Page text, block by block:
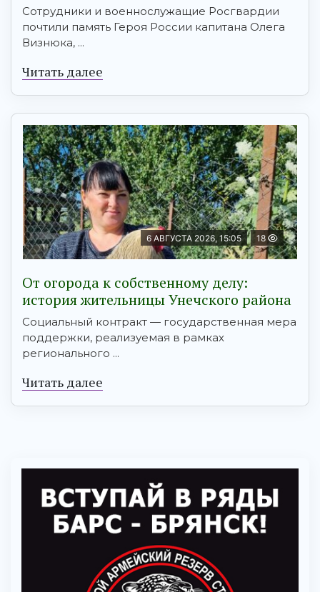
Сотрудники и военнослужащие Росгвардии
почтили память Героя России капитана Олега
Визнюка, ...
Читать далее
6 АВГУСТА 2026, 15:05 18
От огорода к собственному делу:
история жительницы Унечского района
Социальный контракт — государственная мера
поддержки, реализуемая в рамках
регионального ...
Читать далее